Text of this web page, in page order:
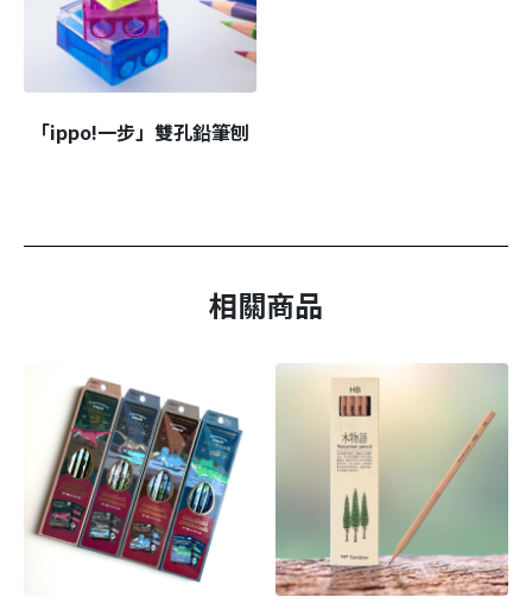
「ippo!一步」雙孔鉛筆刨
相關商品